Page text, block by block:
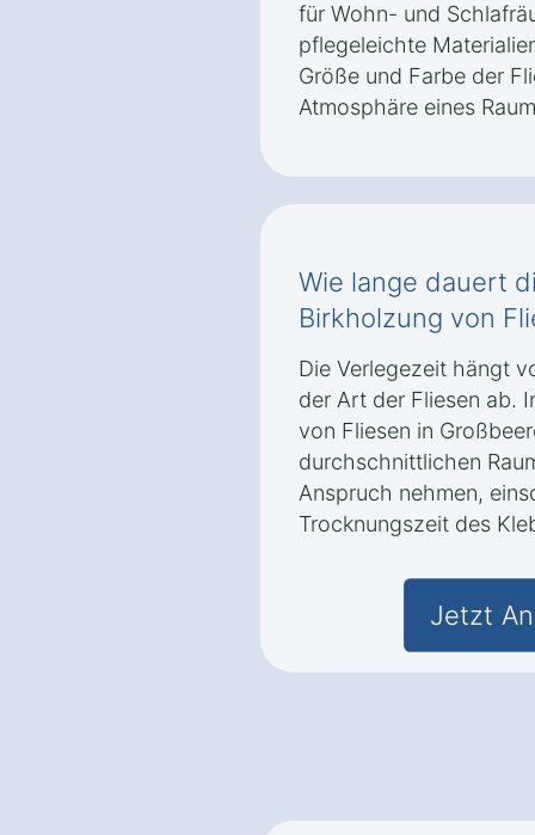
für Wohn- und
pflegeleichte
Größe und Farbe der
Atmosphäre eines
Wie lange dauert
Birkholzung von
Die Verlegezeit hängt
der Art der Fliesen ab.
von Fliesen in
durchschnittlichen
Anspruch nehmen,
Trocknungszeit des
Jetzt